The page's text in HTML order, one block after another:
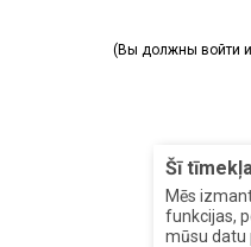
Šī
Mēs
funkcijas,
mūsu datu
(Вы должны войти